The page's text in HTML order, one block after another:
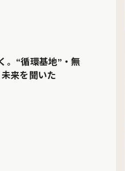
。“循環基地”・無
来を聞いた